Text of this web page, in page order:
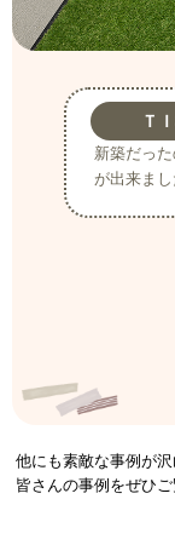
Ｔ
新築だっ
が出来ま
他にも素敵な事例が沢
皆さんの事例をぜひご